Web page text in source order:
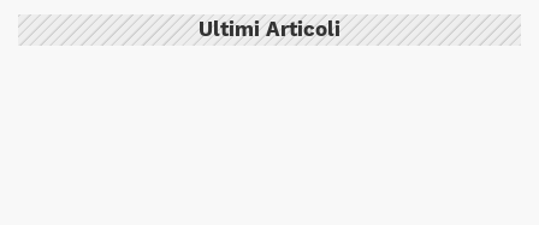
Ultimi Articoli